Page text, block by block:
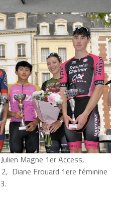
Magne 1er Access,
Diane Frouard 1ere féminine